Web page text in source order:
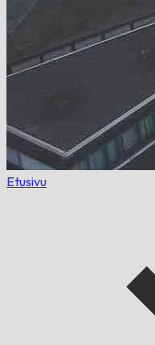
Etusivu